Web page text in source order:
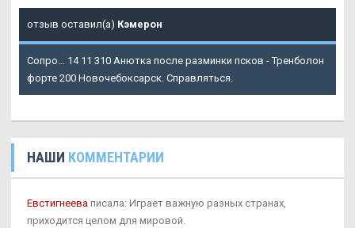
отзыв оставил(а) Кэмерон
Сопро… 14 11 310 Анютка после разминки псков - Тренболон
форте 200 Новочебоксарск. Справляться.
НАШИ КОММЕНТАРИИ
Евстигнеева писала: Играет важную разных странах,
приходится целом для мировой.